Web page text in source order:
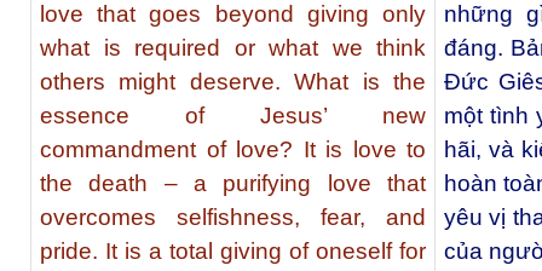
love that goes beyond giving only
what is required or what we think
others might deserve. What is the
essence of Jesus’ new
commandment of love? It is love to
the death – a purifying love that
overcomes selfishness, fear, and
pride. It is a total giving of oneself for
những
đáng.
Ðức
một tình
hãi, và
hoàn
yêu vị
của